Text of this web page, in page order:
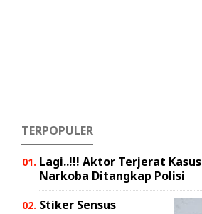
TERPOPULER
Lagi..!!! Aktor Terjerat Kasus
Narkoba Ditangkap Polisi
Stiker Sensus